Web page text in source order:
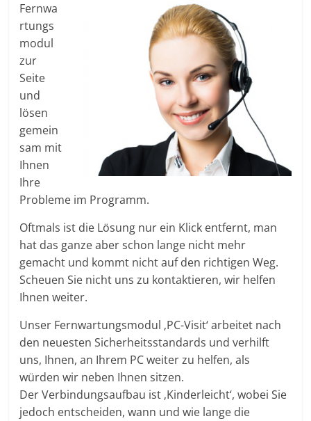
Fernwa
rtungs
modul
zur
Seite
und
lösen
gemein
sam mit
Ihnen
Ihre
Probleme im Programm.
Oftmals ist die Lösung nur ein Klick entfernt, man
hat das ganze aber schon lange nicht mehr
gemacht und kommt nicht auf den richtigen Weg.
Scheuen Sie nicht uns zu kontaktieren, wir helfen
Ihnen weiter.
Unser Fernwartungsmodul ‚PC-Visit‘ arbeitet nach
den neuesten Sicherheitsstandards und verhilft
uns, Ihnen, an Ihrem PC weiter zu helfen, als
würden wir neben Ihnen sitzen.
Der Verbindungsaufbau ist ‚Kinderleicht‘, wobei Sie
jedoch entscheiden, wann und wie lange die